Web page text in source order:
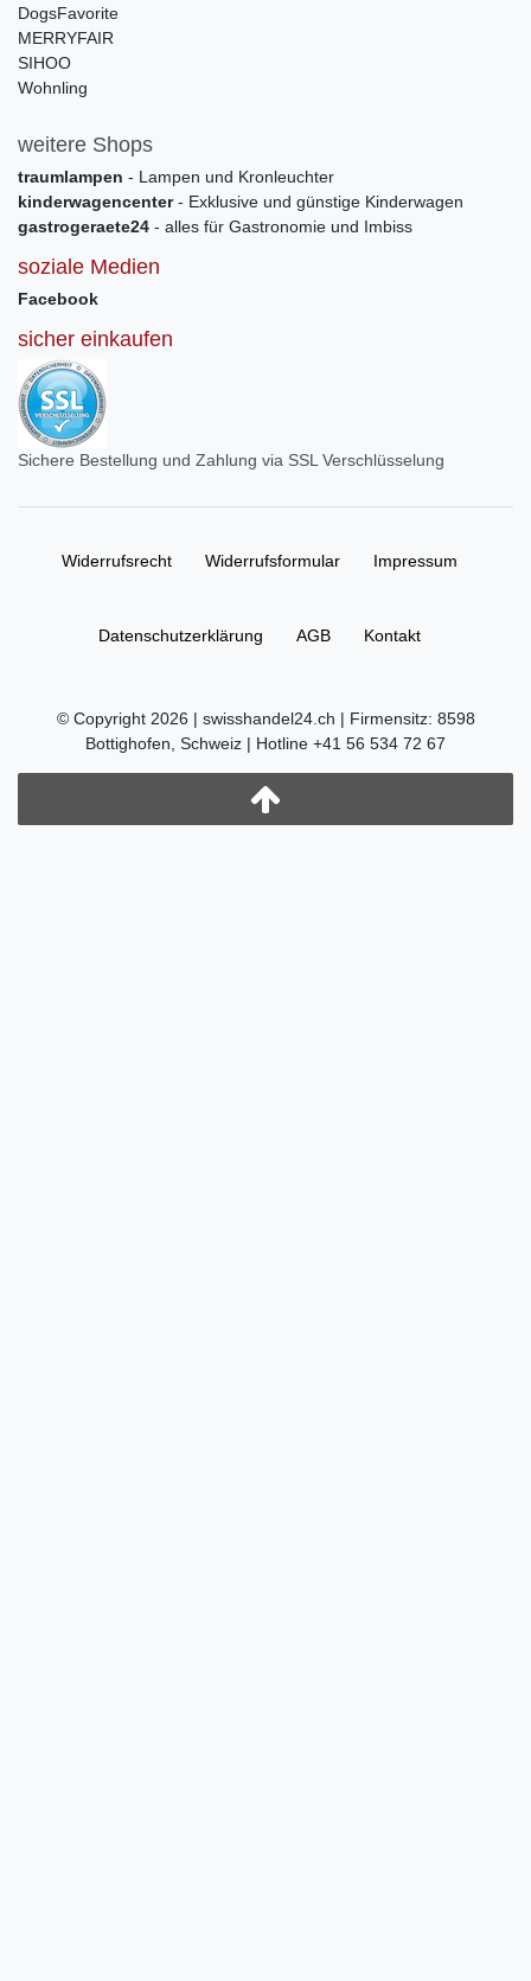
DogsFavorite
MERRYFAIR
SIHOO
Wohnling
weitere Shops
traumlampen - Lampen und Kronleuchter
kinderwagencenter- Exklusive und günstige Kinderwagen
gastrogeraete24 - alles für Gastronomie und Imbiss
soziale Medien
Facebook
sicher einkaufen
Sichere Bestellung und Zahlung via SSL Verschlüsselung
Widerrufs­recht Widerrufs­formular Impressum
Daten­schutz­erklärung AGB Kontakt
© Copyright 2026 | swisshandel24.ch | Firmensitz: 8598
Bottighofen, Schweiz | Hotline +41 56 534 72 67